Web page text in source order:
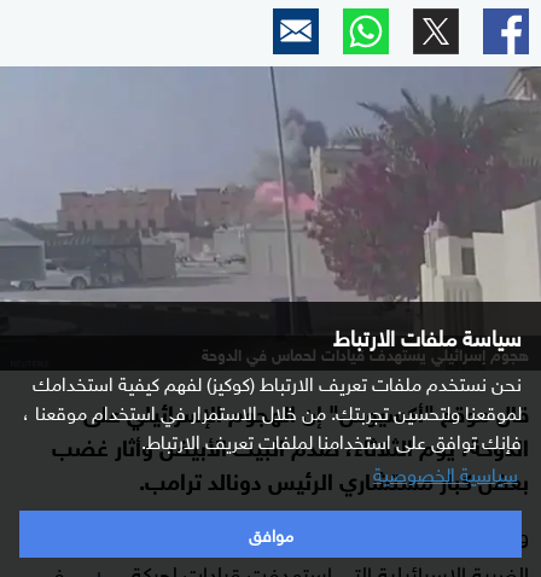
سياسة ملفات الارتباط
نحن نستخدم ملفات تعريف الارتباط (كوكيز) لفهم كيفية استخدامك
لموقعنا ولتحسين تجربتك. من خلال الاستمرار في استخدام موقعنا ،
فإنك توافق على استخدامنا لملفات تعريف الارتباط.
سياسية الخصوصية
موافق
هجوم إسرائيلي يستهدف قيادات لحماس في الدوحة
قال موقع "أكسيوس" إن الهجوم الإسرائيلي على
الدوحة، يوم الثلاثاء، صدم البيت الأبيض وأثار غضب
بعض كبار مستشاري الرئيس دونالد ترامب.
وأوضح الموقع أن سبب غضب كبار مستشاري